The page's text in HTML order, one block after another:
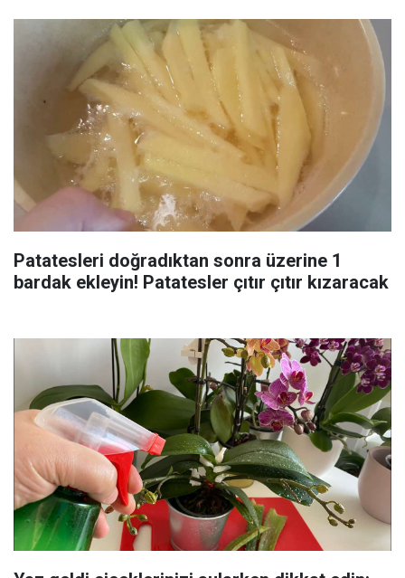
Patatesleri doğradıktan sonra üzerine 1
bardak ekleyin! Patatesler çıtır çıtır kızaracak